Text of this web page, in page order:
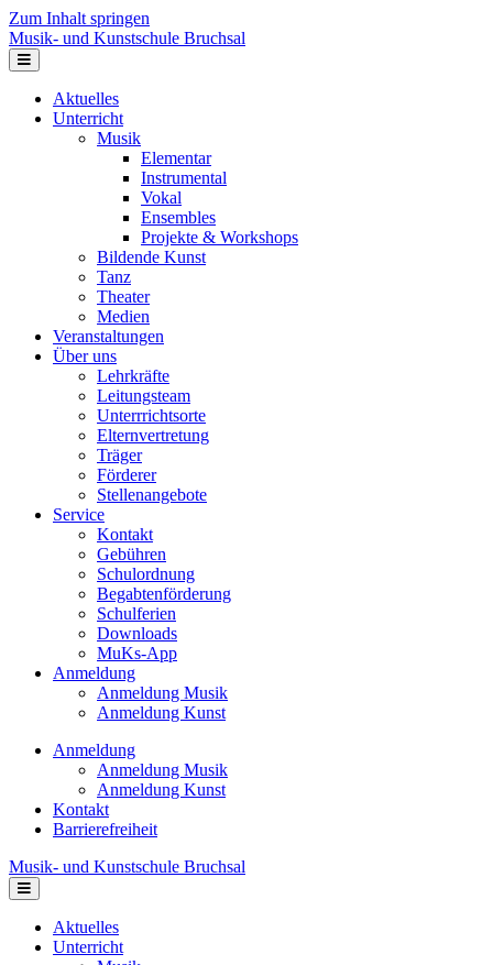
Zum Inhalt springen
Musik- und Kunstschule Bruchsal
Navigation
Aktuelles
Unterricht
Musik
Elementar
Instrumental
Vokal
Ensembles
Projekte & Workshops
Bildende Kunst
Tanz
Theater
Medien
Veranstaltungen
Über uns
Lehrkräfte
Leitungsteam
Unterrrichtsorte
Elternvertretung
Träger
Förderer
Stellenangebote
Service
Kontakt
Gebühren
Schulordnung
Begabtenförderung
Schulferien
Downloads
MuKs-App
Anmeldung
Anmeldung Musik
Anmeldung Kunst
Anmeldung
Anmeldung Musik
Anmeldung Kunst
Kontakt
Barrierefreiheit
Musik- und Kunstschule Bruchsal
Navigation
Aktuelles
Unterricht